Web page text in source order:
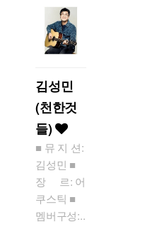
김성민
(천한것
들)
■ 뮤 지 션:
김성민 ■
장 르: 어
쿠스틱 ■
멤버구성:..